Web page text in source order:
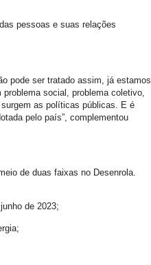
pessoas e suas relações
pode ser tratado assim, já estamos
social, problema coletivo,
as políticas públicas. E é
pelo país”, complementou
de duas faixas no Desenrola.
de 2023;